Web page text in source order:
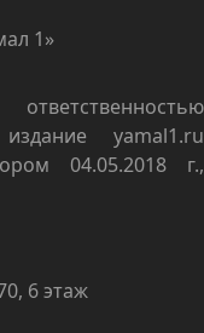
1»
yamal1.ru
04.05.2018 г.,
6 этаж